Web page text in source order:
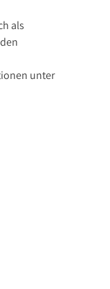
als
unter